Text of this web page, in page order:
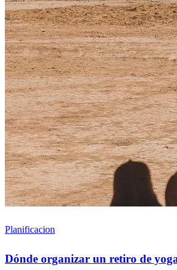
Planificacion
Dónde organizar un retiro de